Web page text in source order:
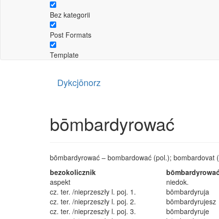
Bez kategorii
Post Formats
Template
Dykcjōnorz
bōmbardyrować
bōmbardyrować – bombardować (pol.); bombardovat
bezokolicznik
aspekt
niedok.
cz. ter. /nieprzeszły l. poj. 1.
bōmbardyruja
cz. ter. /nieprzeszły l. poj. 2.
bōmbardyrujesz
cz. ter. /nieprzeszły l. poj. 3.
bōmbardyruje